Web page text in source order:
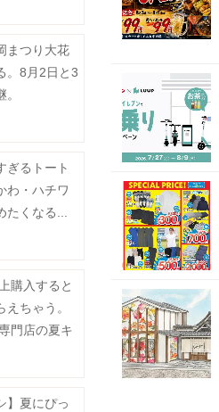
まつり大花
。8月2日と3
ぎるトート
わ・ハチワ
くなる...
購入すると
えちゃう。
門店の夏キ
】夏にぴっ